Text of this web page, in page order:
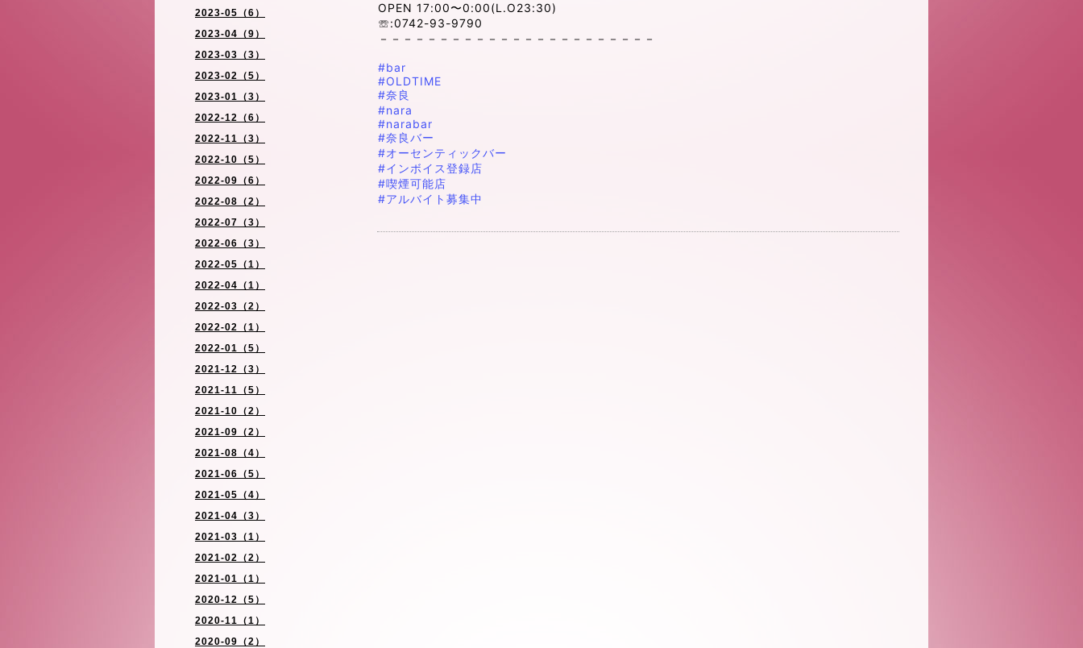
2023-05（6）
2023-04（9）
2023-03（3）
2023-02（5）
2023-01（3）
2022-12（6）
2022-11（3）
2022-10（5）
2022-09（6）
2022-08（2）
2022-07（3）
2022-06（3）
2022-05（1）
2022-04（1）
2022-03（2）
2022-02（1）
2022-01（5）
2021-12（3）
2021-11（5）
2021-10（2）
2021-09（2）
2021-08（4）
2021-06（5）
2021-05（4）
2021-04（3）
2021-03（1）
2021-02（2）
2021-01（1）
2020-12（5）
2020-11（1）
2020-09（2）
OPEN 17:00〜0:00(L.O23:30)
☏:0742-93-9790
－－－－－－－－－－－－－－－－－－－－－－－
#bar
#OLDTIME
#奈良
#nara
#narabar
#奈良バー
#オーセンティックバー
#インボイス登録店
#喫煙可能店
#アルバイト募集中